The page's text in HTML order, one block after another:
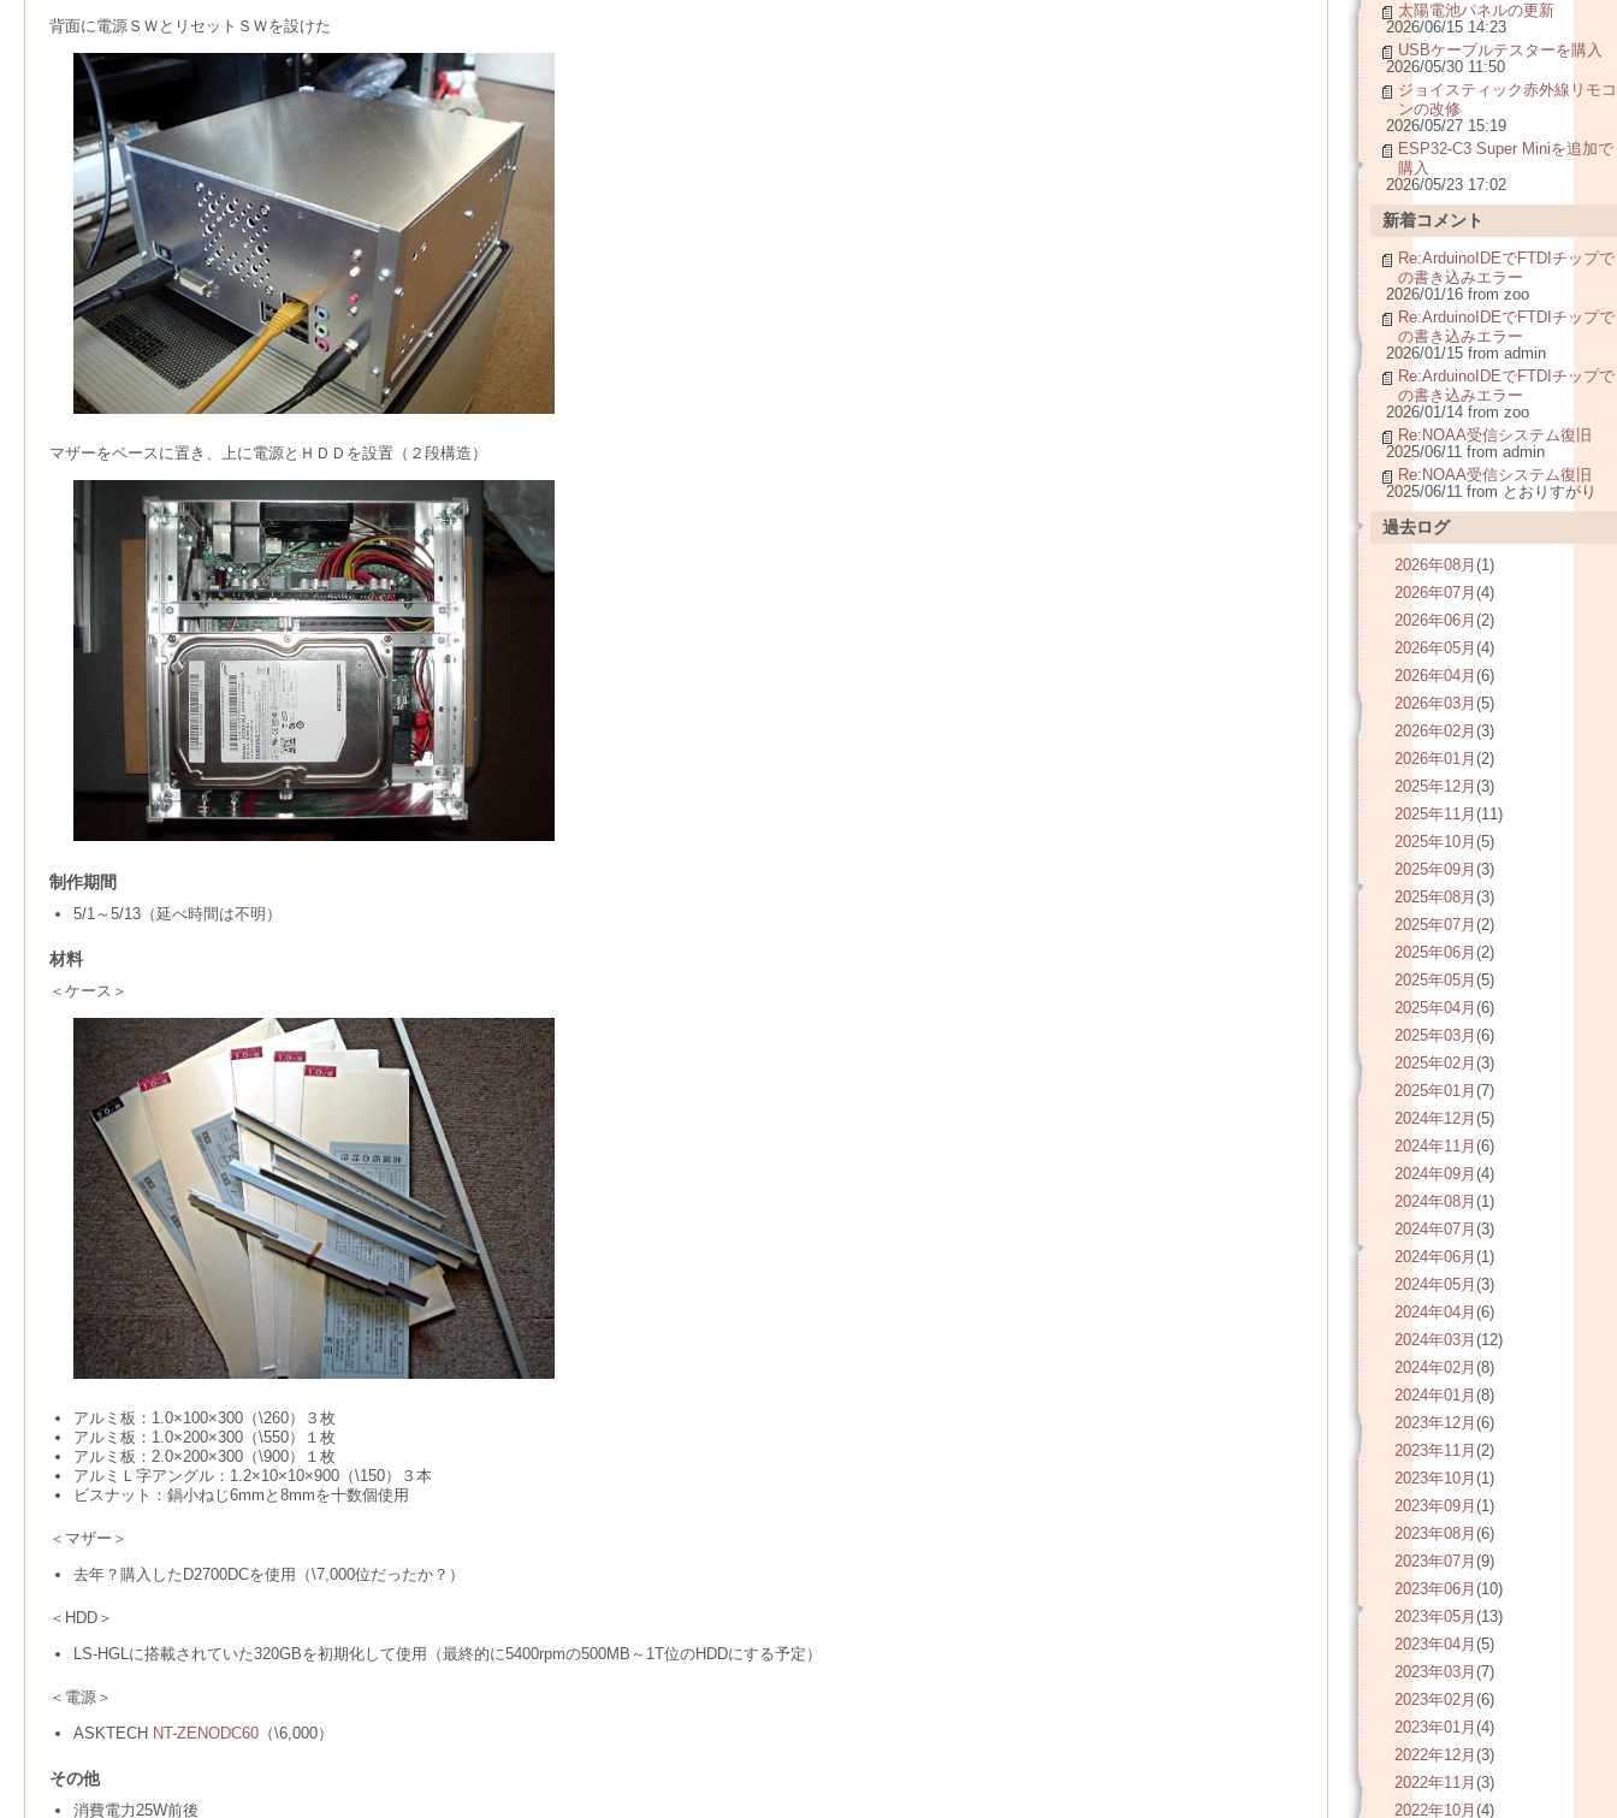
背面に電源ＳＷとリセットＳＷを設けた
マザーをベースに置き、上に電源とＨＤＤを設置（２段構造）
制作期間
5/1～5/13（延べ時間は不明）
材料
＜ケース＞
アルミ板：1.0×100×300（\260）３枚
アルミ板：1.0×200×300（\550）１枚
アルミ板：2.0×200×300（\900）１枚
アルミＬ字アングル：1.2×10×10×900（\150）３本
ビスナット：鍋小ねじ6mmと8mmを十数個使用
＜マザー＞
去年？購入したD2700DCを使用（\7,000位だったか？）
＜HDD＞
LS-HGLに搭載されていた320GBを初期化して使用（最終的に5400rpmの500MB～1T位のHDDにする予定）
＜電源＞
ASKTECH NT-ZENODC60 （\6,000）
その他
消費電力25W前後
太陽電池パネルの更新
2026/06/15 14:23
USBケーブルテスターを購入
2026/05/30 11:50
ジョイスティック赤外線リモコ
ンの改修
2026/05/27 15:19
ESP32-C3 Super Miniを追加で
購入
2026/05/23 17:02
新着コメント
Re:ArduinoIDEでFTDIチップで
の書き込みエラー
2026/01/16 from zoo
Re:ArduinoIDEでFTDIチップで
の書き込みエラー
2026/01/15 from admin
Re:ArduinoIDEでFTDIチップで
の書き込みエラー
2026/01/14 from zoo
Re:NOAA受信システム復旧
2025/06/11 from admin
Re:NOAA受信システム復旧
2025/06/11 from とおりすがり
過去ログ
2026年08月 (1)
2026年07月 (4)
2026年06月 (2)
2026年05月 (4)
2026年04月 (6)
2026年03月 (5)
2026年02月 (3)
2026年01月 (2)
2025年12月 (3)
2025年11月 (11)
2025年10月 (5)
2025年09月 (3)
2025年08月 (3)
2025年07月 (2)
2025年06月 (2)
2025年05月 (5)
2025年04月 (6)
2025年03月 (6)
2025年02月 (3)
2025年01月 (7)
2024年12月 (5)
2024年11月 (6)
2024年09月 (4)
2024年08月 (1)
2024年07月 (3)
2024年06月 (1)
2024年05月 (3)
2024年04月 (6)
2024年03月 (12)
2024年02月 (8)
2024年01月 (8)
2023年12月 (6)
2023年11月 (2)
2023年10月 (1)
2023年09月 (1)
2023年08月 (6)
2023年07月 (9)
2023年06月 (10)
2023年05月 (13)
2023年04月 (5)
2023年03月 (7)
2023年02月 (6)
2023年01月 (4)
2022年12月 (3)
2022年11月 (3)
2022年10月 (4)